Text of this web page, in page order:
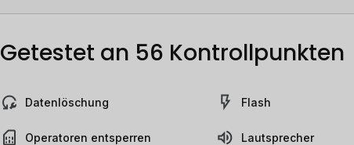
Getestet an 56 Kontrollpunkten
Datenlöschung
Operatoren entsperren
Flash
Lautsprecher